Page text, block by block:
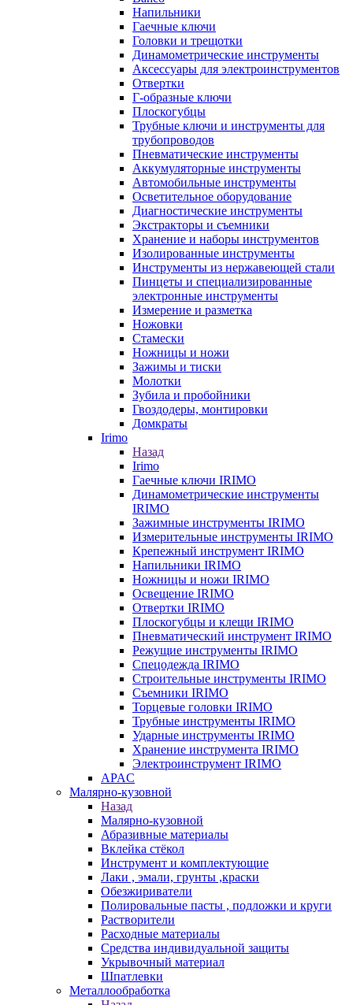
Напильники
Гаечные ключи
Головки и трещотки
Динамометрические инструменты
Аксессуары для электроинструментов
Отвертки
Г-образные ключи
Плоскогубцы
Трубные ключи и инструменты для
трубопроводов
Пневматические инструменты
Аккумуляторные инструменты
Автомобильные инструменты
Осветительное оборудование
Диагностические инструменты
Экстракторы и съемники
Хранение и наборы инструментов
Изолированные инструменты
Инструменты из нержавеющей стали
Пинцеты и специализированные
электронные инструменты
Измерение и разметка
Ножовки
Стамески
Ножницы и ножи
Зажимы и тиски
Молотки
Зубила и пробойники
Гвоздодеры, монтировки
Домкраты
Irimo
Назад
Irimo
Гаечные ключи IRIMO
Динамометрические инструменты
IRIMO
Зажимные инструменты IRIMO
Измерительные инструменты IRIMO
Крепежный инструмент IRIMO
Напильники IRIMO
Ножницы и ножи IRIMO
Освещение IRIMO
Отвертки IRIMO
Плоскогубцы и клещи IRIMO
Пневматический инструмент IRIMO
Режущие инструменты IRIMO
Спецодежда IRIMO
Строительные инструменты IRIMO
Съемники IRIMO
Торцевые головки IRIMO
Трубные инструменты IRIMO
Ударные инструменты IRIMO
Хранение инструмента IRIMO
Электроинструмент IRIMO
APAC
Малярно-кузовной
Назад
Малярно-кузовной
Абразивные материалы
Вклейка стёкол
Инструмент и комплектующие
Лаки , эмали, грунты ,краски
Обезжириватели
Полировальные пасты , подложки и круги
Растворители
Расходные материалы
Средства индивидуальной защиты
Укрывочный материал
Шпатлевки
Металлообработка